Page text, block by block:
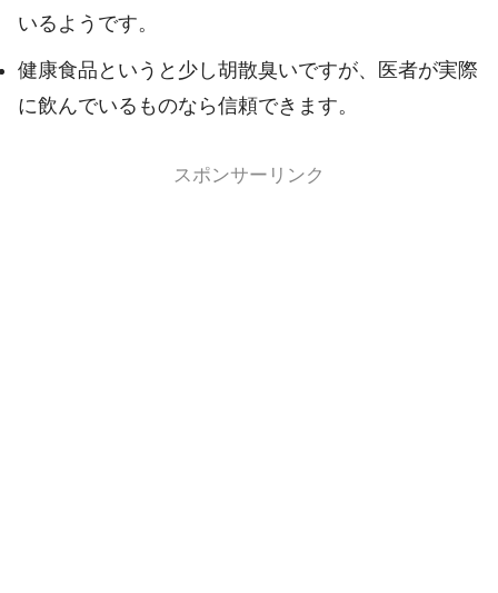
いるようです。
健康食品というと少し胡散臭いですが、医者が実際
に飲んでいるものなら信頼できます。
スポンサーリンク